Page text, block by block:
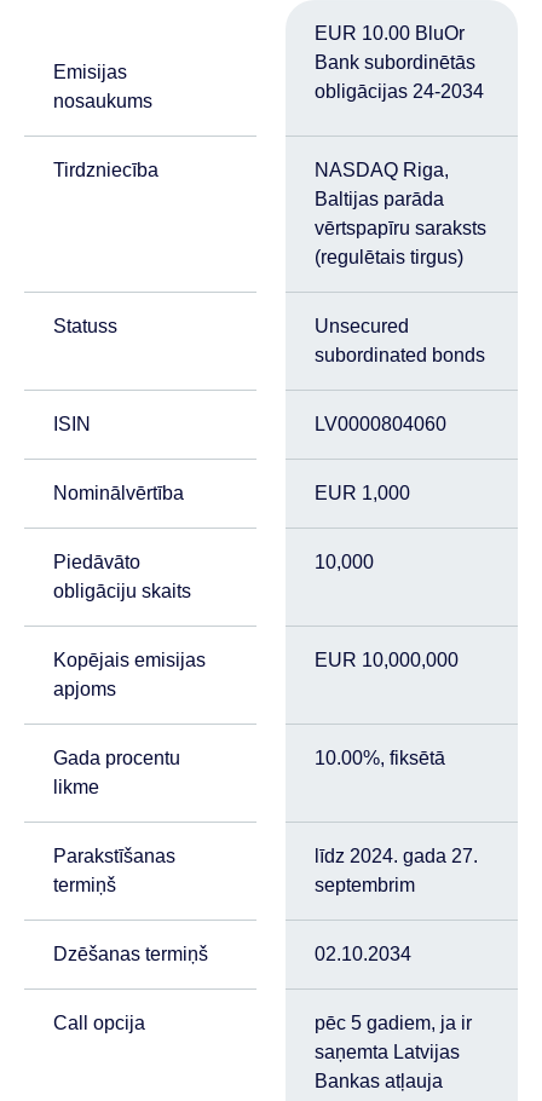
Emisijas
nosaukums
EUR 10.00 BluOr
Bank subordinētās
obligācijas 24-2034
Tirdzniecība
NASDAQ Riga,
Baltijas parāda
vērtspapīru saraksts
(regulētais tirgus)
Statuss
Unsecured
subordinated bonds
ISIN LV0000804060
Nominālvērtība EUR 1,000
Piedāvāto
obligāciju skaits
10,000
Kopējais emisijas
apjoms
EUR 10,000,000
Gada procentu
likme
10.00%, fiksētā
Parakstīšanas
termiņš
līdz 2024. gada 27.
septembrim
Dzēšanas termiņš 02.10.2034
Call opcija
pēc 5 gadiem, ja ir
saņemta Latvijas
Bankas atļauja